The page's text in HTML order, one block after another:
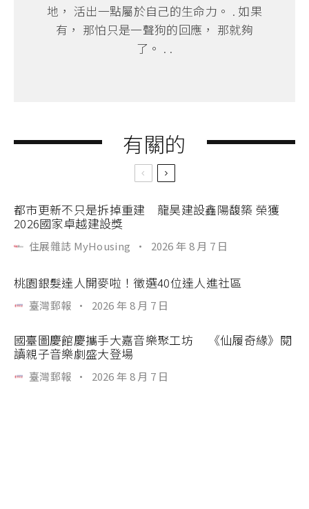
地， 活出一點屬於自己的生命力。 . 如果
有， 那怕只是一聲狗的回應， 那就夠
了。 . .
有關的
都市更新不只是拆掉重建 龍昊建設鑫陽馥築 榮獲
2026國家卓越建設獎
住展雜誌 MyHousing · 2026 年 8 月 7 日
桃園銀髮達人開麥啦！徵選40位達人進社區
臺灣郵報 · 2026 年 8 月 7 日
國臺圖慶館慶攜手大嘉音樂聚工坊 《仙履奇緣》閱
讀親子音樂劇盛大登場
臺灣郵報 · 2026 年 8 月 7 日